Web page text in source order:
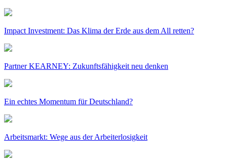
Impact Investment: Das Klima der Erde aus dem All retten?
Partner KEARNEY: Zukunftsfähigkeit neu denken
Ein echtes Momentum für Deutschland?
Arbeitsmarkt: Wege aus der Arbeiterlosigkeit